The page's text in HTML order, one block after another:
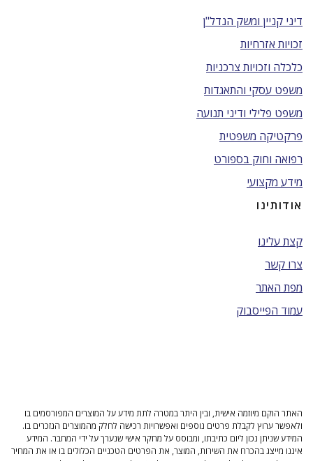
דיני קניין ומשק הנדל"ן
זכויות אזרחיות
כלכלה וזכויות צרכניות
משפט עסקי והתאגדות
משפט פלילי ודיני תנועה
פרקטיקה משפטית
רפואה וחוק בספורט
מידע מקצועי
אודותינו
קצת עלינו
צרו קשר
מפת האתר
עמוד הפייסבוק
האתר הוקם מיוזמה אישית, ובין היתר במטרה לתת מידע על המוצרים המפורסמים בו
ולאפשר ערוץ לקבלת פרטים נוספים ואפשרויות רכישה לחלק מהמוצרים הנזכרים בו.
המידע שניתן נכון ליום כתיבתו, ומבוסס על מחקר אישי שנערך על ידי המחבר. המידע
איננו מייצג בהכרח את השירות, המוצר, את הפרטים הטכניים הכלולים בו או את המחיר